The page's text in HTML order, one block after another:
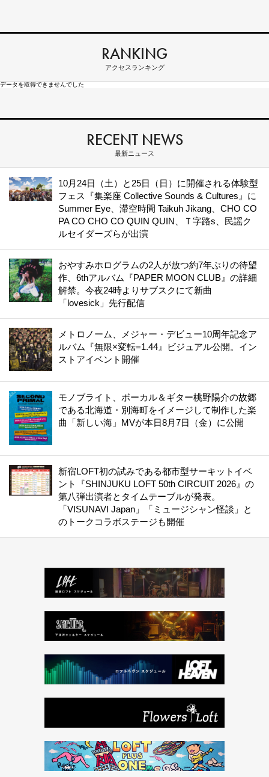
RANKING
アクセスランキング
データを取得できませんでした
RECENT NEWS
最新ニュース
10月24日（土）と25日（日）に開催される体験型
フェス『集楽座 Collective Sounds & Cultures』に
Summer Eye、滞空時間 Taikuh Jikang、CHO CO
PA CO CHO CO QUIN QUIN、Ｔ字路s、民謡ク
ルセイダーズらが出演
おやすみホログラムの2人が放つ約7年ぶりの待望
作、6thアルバム『PAPER MOON CLUB』の詳細
解禁。今夜24時よりサブスクにて新曲
「lovesick」先行配信
メトロノーム、メジャー・デビュー10周年記念ア
ルバム『無限×変転=1.44』ビジュアル公開。イン
ストアイベント開催
モノブライト、ボーカル＆ギター桃野陽介の故郷
である北海道・別海町をイメージして制作した楽
曲「新しい海」MVが本日8月7日（金）に公開
新宿LOFT初の試みである都市型サーキットイベ
ント『SHINJUKU LOFT 50th CIRCUIT 2026』の
第八弾出演者とタイムテーブルが発表。
「VISUNAVI Japan」「ミュージシャン怪談」と
のトークコラボステージも開催